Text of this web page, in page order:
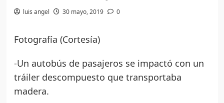
luis angel 30 mayo, 2019 0
Fotografía (Cortesía)
-Un autobús de pasajeros se impactó con un
tráiler descompuesto que transportaba
madera.